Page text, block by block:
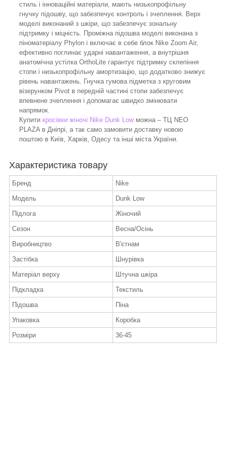
стиль і інноваційні матеріали, мають низькопрофільну
гнучку підошву, що забезпечує контроль і зчеплення. Верх
моделі виконаний з шкіри, що забезпечує зональну
підтримку і міцність. Проміжна підошва моделі виконана з
піноматеріалу Phylon і включає в себе блок Nike Zoom Air,
ефективно поглинає ударні навантаження, а внутрішня
анатомічна устілка OrthoLite гарантує підтримку склепіння
стопи і низькопрофільну амортизацію, що додатково знижує
рівень навантажень. Гнучка гумова підметка з круговим
візерунком Pivot в передній частині стопи забезпечує
впевнене зчеплення і допомагає швидко змінювати
напрямок.
Купити кросівки жіночі Nike Dunk Lowможна – ТЦ NEO
PLAZA в Дніпрі, а так само замовити доставку новою
поштою в Київ, Харків, Одесу та інші міста України.
Характеристика товару
Бренд
Nike
Модель
Dunk Low
Підлога
Жіночий
Сезон
Весна/Осінь
Виробництво
В'єтнам
Застібка
Шнурівка
Матеріал верху
Штучна шкіра
Підкладка
Текстиль
Підошва
Піна
Упаковка
Коробка
Розміри
36-45